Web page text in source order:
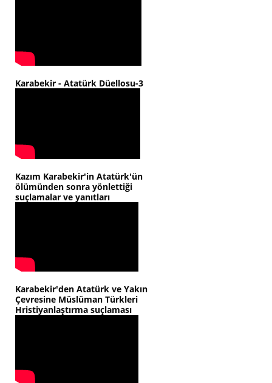
Karabekir - Atatürk Düellosu-3
Kazım Karabekir'in Atatürk'ün
ölümünden sonra yönlettiği
suçlamalar ve yanıtları
Karabekir'den Atatürk ve Yakın
Çevresine Müslüman Türkleri
Hristiyanlaştırma suçlaması